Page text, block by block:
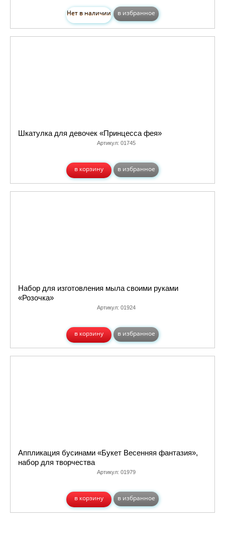
Нет в наличии в избранное
Шкатулка для девочек «Принцесса фея»
Артикул: 01745
в корзину в избранное
Набор для изготовления мыла своими руками
«Розочка»
Артикул: 01924
в корзину в избранное
Аппликация бусинами «Букет Весенняя фантазия»,
набор для творчества
Артикул: 01979
в корзину в избранное